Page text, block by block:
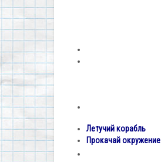
Летучий корабль
Прокачай окружение